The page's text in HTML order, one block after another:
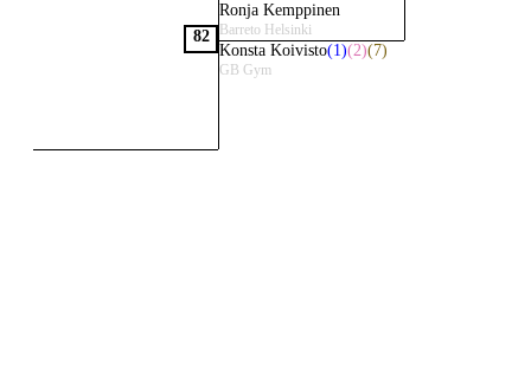
Ronja Kemppinen
Barreto Helsinki
82
Konsta Koivisto(1)(2)(7)
GB Gym